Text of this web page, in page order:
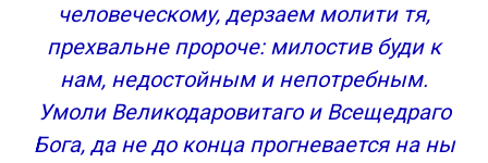
человеческому, дерзаем молити тя,
прехвальне пророче: милостив буди к
нам, недостойным и непотребным.
Умоли Великодаровитаго и Всещедраго
Бога, да не до конца прогневается на ны